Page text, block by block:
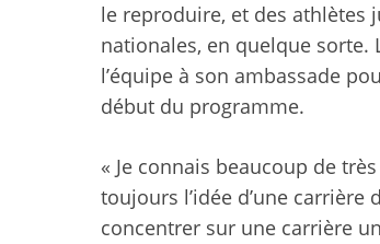
le reproduire, et des athlètes
nationales, en quelque sorte.
l’équipe à son ambassade
début du programme.
« Je connais beaucoup de
toujours l’idée d’une
concentrer sur une carrière